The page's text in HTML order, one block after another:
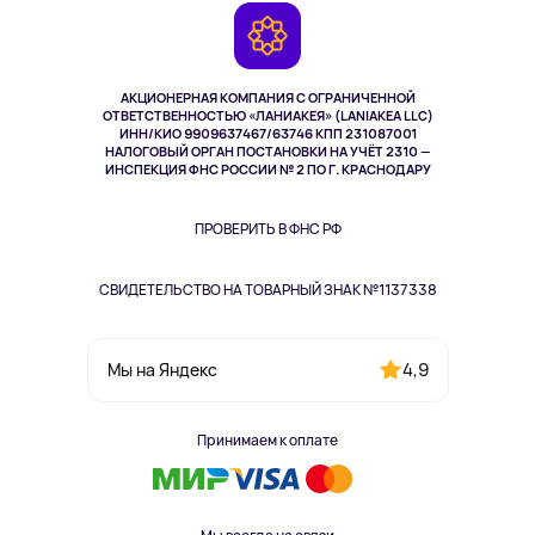
АКЦИОНЕРНАЯ КОМПАНИЯ С ОГРАНИЧЕННОЙ
ОТВЕТСТВЕННОСТЬЮ «ЛАНИАКЕЯ» (LANIAKEA LLC)
ИНН/КИО 9909637467/63746 КПП 231087001
НАЛОГОВЫЙ ОРГАН ПОСТАНОВКИ НА УЧЁТ 2310 —
ИНСПЕКЦИЯ ФНС РОССИИ № 2 ПО Г. КРАСНОДАРУ
ПРОВЕРИТЬ В ФНС РФ
СВИДЕТЕЛЬСТВО НА ТОВАРНЫЙ ЗНАК №1137338
Мы на Яндекс 4,9
Принимаем к оплате
Здоровье питомцев
Одежда и аксессуары